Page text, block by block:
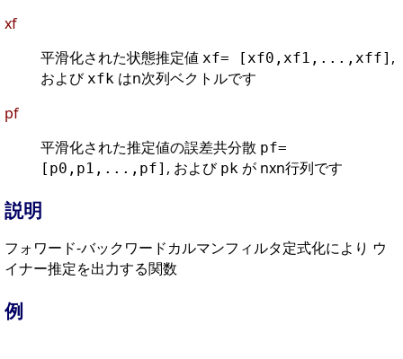
xf
平滑化された状態推定値 xf= [xf0,xf1,...,xff] ,
およびxfk はn次列ベクトルです
pf
平滑化された推定値の誤差共分散 pf=
[p0,p1,...,pf] , および pk が nxn行列です
説明
フォワード-バックワードカルマンフィルタ定式化により ウ
イナー推定を出力する関数
例